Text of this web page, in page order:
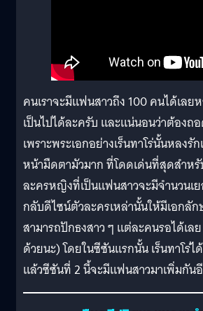
คนเราจะมีแฟนสาวถึง 100 คนได้เลย
เป็นไปได้ละครับ และแน่นอนว่าต้องถ
เพราะพระเอกอย่างเร็นทาโร่นั้นหลง
หน้ามืดตามัวมาก ที่โดดเด่นที่สุดสำหรั
ละครหญิงที่เป็นแฟนสาวจะมีจำนวนเ
กลับดีไซน์ตัวละครเหล่านั้นให้มีเอกลั
สามารถปักธงสาว ๆ แต่ละคนรอได้เ
ด้วยนะ) โดยในซีซันแรกนั้น เร็นทาโร่
แล้วซีซันที่ 2 นี้จะมีแฟนสาวมาเพิ่มกัน